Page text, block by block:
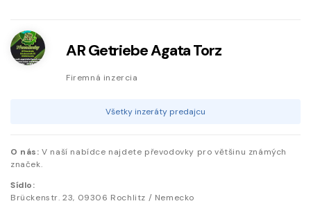
AR Getriebe Agata Torz
Firemná inzercia
Všetky inzeráty predajcu
O nás:V naší nabídce najdete převodovky pro většinu známých
značek.
Sídlo:
Brückenstr. 23, 09306 Rochlitz / Nemecko